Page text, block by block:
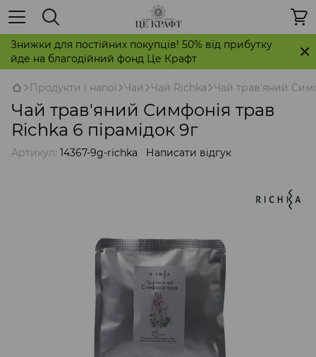
Знижки для постійних покупців! 50% від прибутку
йде на благодійний фонд Це Крафт
Продукти і напої Чай Чай Richka Чай трав'яний
Чай трав'яний Симфонія трав
Richka 6 пірамідок 9г
Артикул: 14367-9g-richka Написати відгук